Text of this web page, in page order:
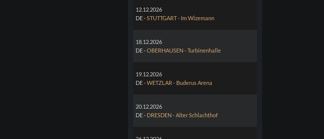
12.12.2026
DE -STUTTGART - Im Wizemann
18.12.2026
DE -OBERHAUSEN - Turbinenhalle
19.12.2026
DE -WETZLAR - Buderus Arena
20.12.2026
DE - DRESDEN - Alter Schlachthof